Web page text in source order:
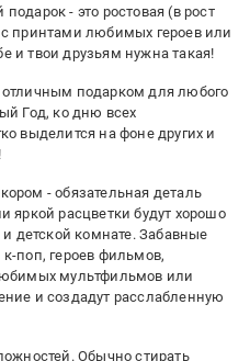
- это ростовая (в рост
принтами любимых героев или
и твои друзьям нужна такая!
подарком для любого
Год, ко дню всех
выделится на фоне других и
- обязательная деталь
яркой расцветки будут хорошо
детской комнате. Забавные
поп, героев фильмов,
мультфильмов или
и создадут расслабленную
Обычно стирать